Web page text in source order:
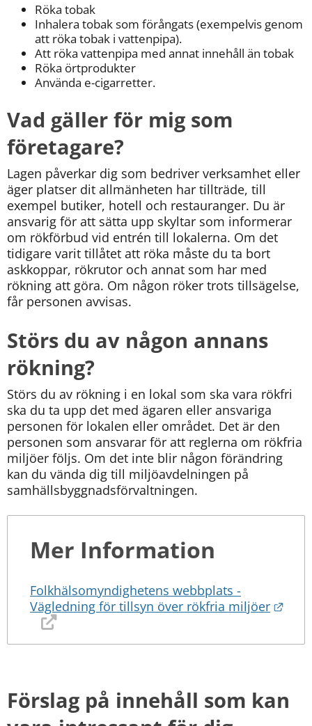
Röka tobak
Inhalera tobak som förångats (exempelvis genom
att röka tobak i vattenpipa).
Att röka vattenpipa med annat innehåll än tobak
Röka örtprodukter
Använda e-cigarretter.
Vad gäller för mig som
företagare?
Lagen påverkar dig som bedriver verksamhet eller
äger platser dit allmänheten har tillträde, till
exempel butiker, hotell och restauranger. Du är
ansvarig för att sätta upp skyltar som informerar
om rökförbud vid entrén till lokalerna. Om det
tidigare varit tillåtet att röka måste du ta bort
askkoppar, rökrutor och annat som har med
rökning att göra. Om någon röker trots tillsägelse,
får personen avvisas.
Störs du av någon annans
rökning?
Störs du av rökning i en lokal som ska vara rökfri
ska du ta upp det med ägaren eller ansvariga
personen för lokalen eller området. Det är den
personen som ansvarar för att reglerna om rökfria
miljöer följs. Om det inte blir någon förändring
kan du vända dig till miljöavdelningen på
samhällsbyggnadsförvaltningen.
Mer Information
Folkhälsomyndighetens webbplats -
Vägledning för tillsyn över rökfria miljöer
Förslag på innehåll som kan